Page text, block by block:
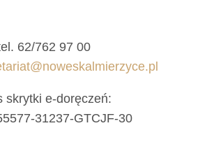
62/762 97 00
skrytki e-doręczeń:
31237-GTCJF-30